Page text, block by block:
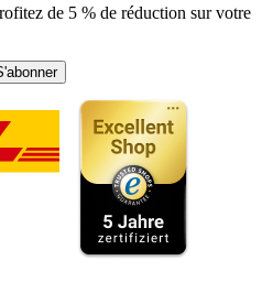
de 5 % de réduction sur votre